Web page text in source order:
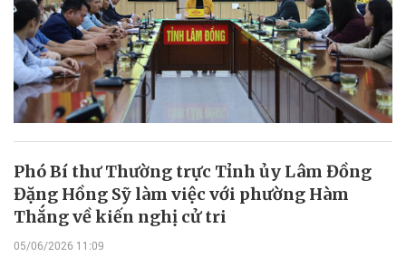
Phó Bí thư Thường trực Tỉnh ủy Lâm Đồng
Đặng Hồng Sỹ làm việc với phường Hàm
Thắng về kiến nghị cử tri
05/06/2026 11:09